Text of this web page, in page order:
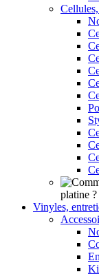
platine ?
Vinyles,